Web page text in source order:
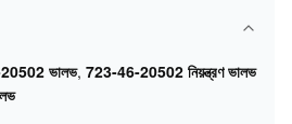
ভালভ, 723-46-20502 নিয়ন্ত্রণ ভালভ